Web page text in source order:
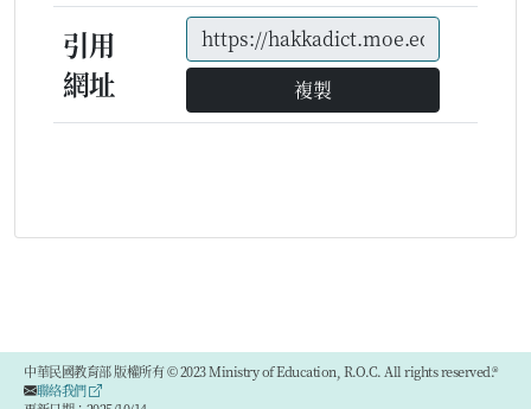
引用
網址
複製
中華民國教育部 版權所有 © 2023 Ministry of Education, R.O.C. All rights reserved.®
聯絡我們